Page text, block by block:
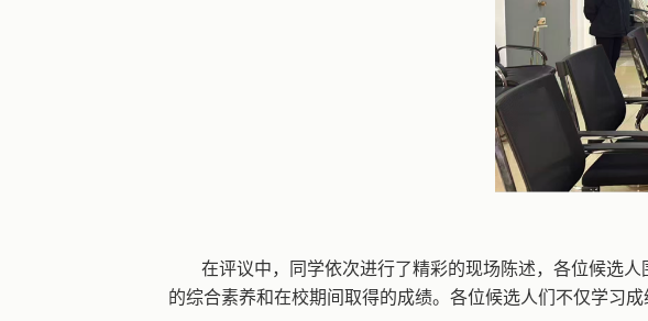
在评议中，同学依次进行了精彩的现场陈述，各位候选
的综合素养和在校期间取得的成绩。各位候选人们不仅学习